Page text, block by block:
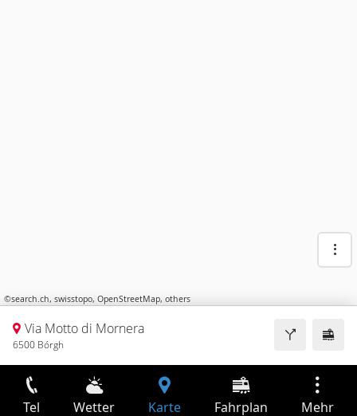
©search.ch, swisstopo, OpenStreetMap, others
Via Motto di Mornera
6500 Bórgh
Tel Wetter Karte Fahrplan Mehr